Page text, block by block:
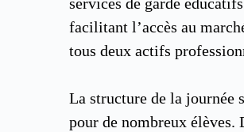
services de garde
facilitant l’accès au
tous deux actifs
La structure de la journée
pour de nombreux élèves.